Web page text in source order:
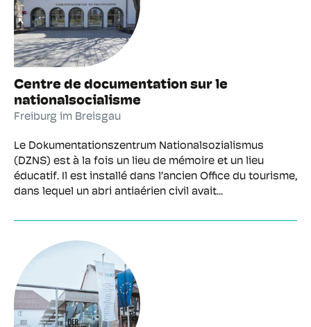
Centre de documentation sur le
nationalsocialisme
Freiburg im Breisgau
Le Dokumentationszentrum Nationalsozialismus
(DZNS) est à la fois un lieu de mémoire et un lieu
éducatif. Il est installé dans l’ancien Office du tourisme,
dans lequel un abri antiaérien civil avait...